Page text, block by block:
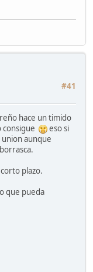
#41
hace un timido
consigue
eso si
union aunque
plazo.
que pueda